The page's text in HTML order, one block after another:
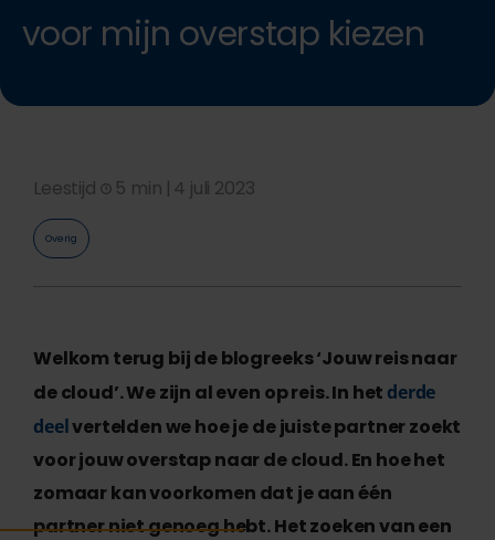
voor mijn overstap kiezen
Leestijd 5 min | 4 juli 2023
Overig
Welkom terug bij de blogreeks ‘Jouw reis naar
de cloud’. We zijn al even op reis. In het derde
deelvertelden we hoe je de juiste partner zoekt
voor jouw overstap naar de cloud. En hoe het
zomaar kan voorkomen dat je aan één
partner niet genoeg hebt. Het zoeken van een